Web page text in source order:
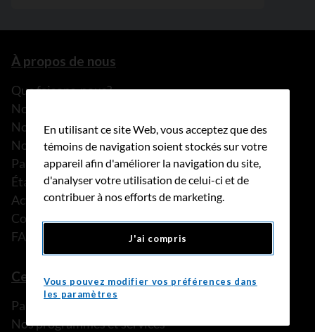
À propos de nous
Que faisons-nous?
Notre histoire
Nos histoires
Notre équipe
Partenariats
États financiers
Actualités
Communiqués de presse
FAQ
Ce que nous pouvons faire
Parler à une personne de confiance
Nos programmes et services
En utilisant ce site Web, vous acceptez que des
témoins de navigation soient stockés sur votre
appareil afin d'améliorer la navigation du site,
d'analyser votre utilisation de celui-ci et de
contribuer à nos efforts de marketing.
J'ai compris
Vous pouvez modifier vos préférences dans
les paramètres